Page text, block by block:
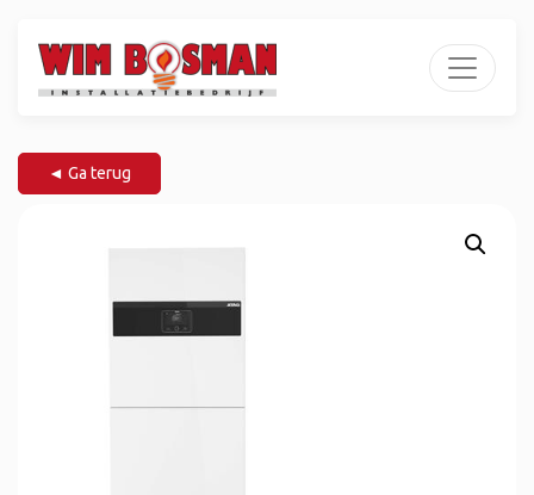
◄ Ga terug